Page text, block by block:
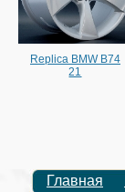
Replica BMW B74
21
Главная